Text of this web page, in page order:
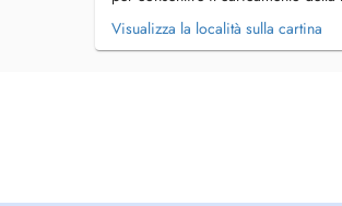
Visualizza la località sulla cartina